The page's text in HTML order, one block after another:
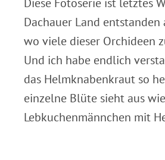
Dachauer Land entstanden
wo viele dieser Orchideen
Und ich habe endlich
das Helmknabenkraut so
einzelne Blüte sieht aus
Lebkuchenmännchen mit